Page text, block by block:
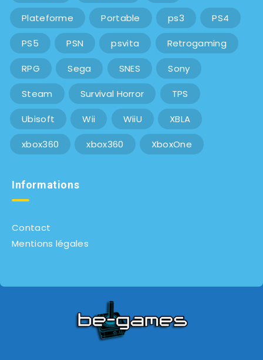
Plateforme Portable ps3 PS4
PS5 PSN psvita Retrogaming
RPG Sega SNES Sony
Steam Survival Horror TPS
Ubisoft Wii WiiU XBLA
xbox360 xbox360 XboxOne
Informations
Contact
Mentions légales